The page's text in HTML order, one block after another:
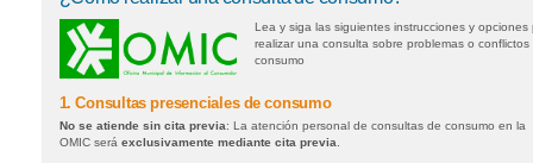
Lea y siga las siguientes instrucciones y opciones
realizar una consulta sobre problemas o conflictos
consumo
1. Consultas presenciales de consumo
No se atiende sin cita previa: La atención personal de consultas de consumo en la
OMIC será exclusivamente mediante cita previa